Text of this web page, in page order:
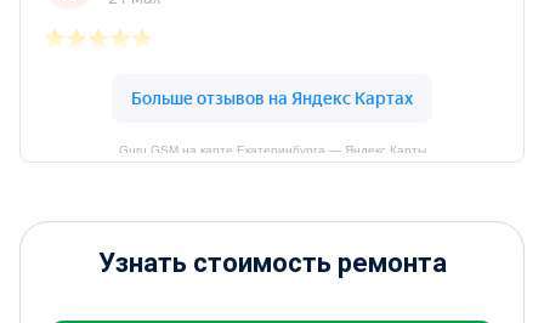
Guru GSM на карте Екатеринбурга — Яндекс Карты
Узнать стоимость ремонта